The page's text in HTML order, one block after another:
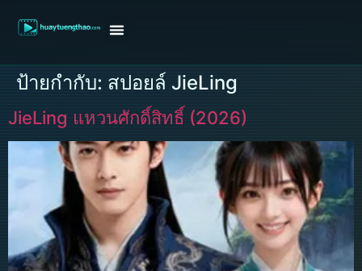
ป้ายกำกับ: สปอยล์ JieLing
JieLing แหวนศักดิ์สิทธิ์ (2026)